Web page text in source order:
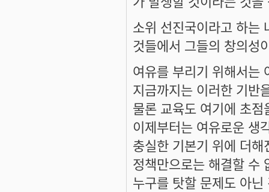
소위 선진국이라고 하는
것들에서 그들의 창의성
여유를 부리기 위해서는
지금까지는 이러한 기반
물론 교육도 여기에 초
이제부터는 여유로운 생
충실한 기본기 위에 더
정책만으로는 해결할 수
누구를 탓할 문제도 아